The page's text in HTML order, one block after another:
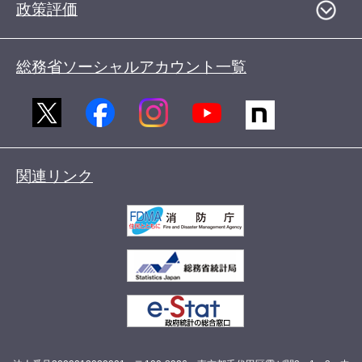
政策評価
総務省ソーシャルアカウント一覧
関連リンク